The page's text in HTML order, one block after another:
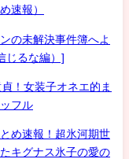
速報）
の未解決事件簿へよ
じるな編）]
！女装子オネエ的ま
フル
め速報！超氷河期世
キグナス氷子の愛の